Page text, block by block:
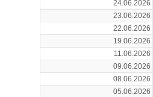
24.06.2026
23.06.2026
22.06.2026
19.06.2026
11.06.2026
09.06.2026
08.06.2026
05.06.2026